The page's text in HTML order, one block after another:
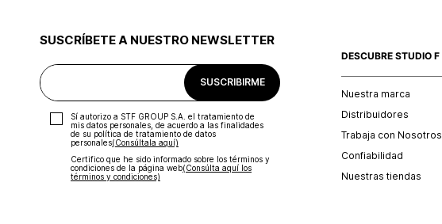
SUSCRÍBETE A NUESTRO NEWSLETTER
SUSCRIBIRME
Sí autorizo a STF GROUP S.A. el tratamiento de
mis datos personales, de acuerdo a las finalidades
de su política de tratamiento de datos
personales‎(Consúltala aquí)
Certifico que he sido informado sobre los términos y
condiciones de la página web‎(Consúlta aquí los
términos y condiciones)
DESCUBRE STUDIO F
Nuestra marca
Distribuidores
Trabaja con Nosotros
Confiabilidad
Nuestras tiendas